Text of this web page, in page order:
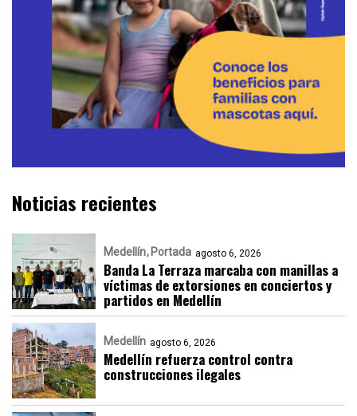
Noticias recientes
Medellín Portada agosto 6, 2026
Banda La Terraza marcaba con manillas a
víctimas de extorsiones en conciertos y
partidos en Medellín
Medellín agosto 6, 2026
Medellín refuerza control contra
construcciones ilegales